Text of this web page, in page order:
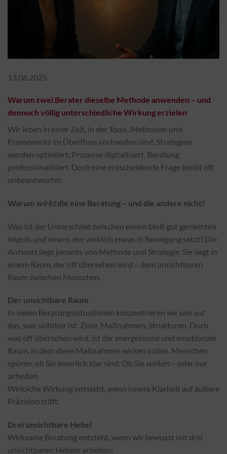
13.06.2025
Warum zwei Berater dieselbe Methode anwenden – und
dennoch völlig unterschiedliche Wirkung erzielen
Wir leben in einer Zeit, in der Tools, Methoden und
Frameworks im Überfluss vorhanden sind. Strategien
werden optimiert, Prozesse digitalisiert, Beratung
professionalisiert. Doch eine entscheidende Frage bleibt oft
unbeantwortet:
Warum wirktdie eine Beratung – und die andere nicht?
Was ist der Unterschied zwischen einem bloß gut gemeinten
Impuls und einem, der wirklich etwas in Bewegung setzt? Die
Antwort liegt jenseits von Methode und Strategie. Sie liegt in
einem Raum, der oft übersehen wird – dem unsichtbaren
Raum zwischen Menschen.
Der unsichtbare Raum
In vielen Beratungssituationen konzentrieren wir uns auf
das, was sichtbar ist: Ziele, Maßnahmen, Strukturen. Doch
was oft übersehen wird, ist der energetische und emotionale
Raum, in dem diese Maßnahmen wirken sollen. Menschen
spüren, ob Sie innerlich klar sind. Ob Sie wirken – oder nur
arbeiten.
Wirkliche Wirkung entsteht, wenn innere Klarheit auf äußere
Präzision trifft.
Drei unsichtbare Hebel
Wirksame Beratung entsteht, wenn wir bewusst mit drei
unsichtbaren Hebeln arbeiten: